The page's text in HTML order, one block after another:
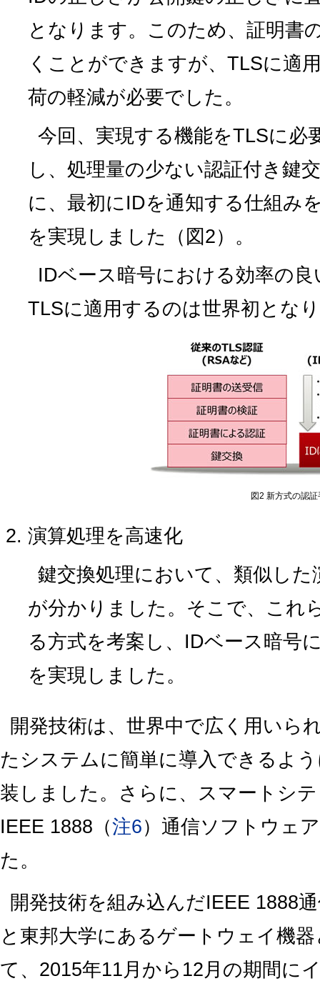
となります。このため、証明書
くことができますが、TLSに適
荷の軽減が必要でした。
今回、実現する機能をTLSに必
し、処理量の少ない認証付き鍵
に、最初にIDを通知する仕組み
を実現しました（図2）。
IDベース暗号における効率の
TLSに適用するのは世界初とな
図2 新方式の認証
演算処理を高速化
鍵交換処理において、類似し
が分かりました。そこで、これ
る方式を考案し、IDベース暗号
を実現しました。
開発技術は、世界中で広く用いら
たシステムに簡単に導入できるよ
装しました。さらに、スマートシ
IEEE 1888（注6）通信ソフトウェ
た。
開発技術を組み込んだIEEE 1888
と東邦大学にあるゲートウェイ機
て、2015年11月から12月の期間に